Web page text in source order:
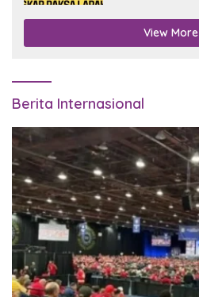
View More
Berita Internasional